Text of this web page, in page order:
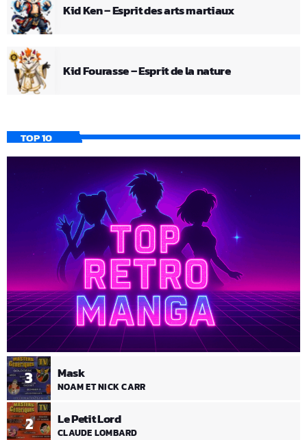
Kid Ken – Esprit des arts martiaux
Kid Fourasse – Esprit de la nature
TOP 10
2 Le Petit Lord
CLAUDE LOMBARD
3 Mask
NOAM ET NICK CARR